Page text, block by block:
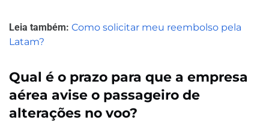
Leia também: Como solicitar meu reembolso pela
Latam?
Qual é o prazo para que a empresa
aérea avise o passageiro de
alterações no voo?